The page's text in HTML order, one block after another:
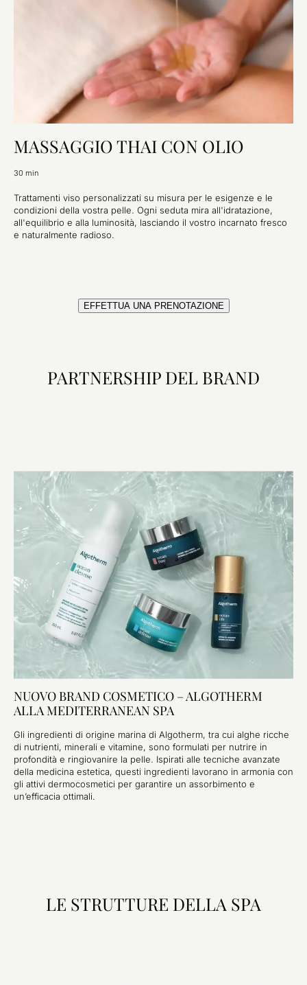
MASSAGGIO THAI CON OLIO
30 min
Trattamenti viso personalizzati su misura per le esigenze e le
condizioni della vostra pelle. Ogni seduta mira all'idratazione,
all'equilibrio e alla luminosità, lasciando il vostro incarnato fresco
e naturalmente radioso.
EFFETTUA UNA PRENOTAZIONE
PARTNERSHIP DEL BRAND
NUOVO BRAND COSMETICO – ALGOTHERM
ALLA MEDITERRANEAN SPA
Gli ingredienti di origine marina di Algotherm, tra cui alghe ricche
di nutrienti, minerali e vitamine, sono formulati per nutrire in
profondità e ringiovanire la pelle. Ispirati alle tecniche avanzate
della medicina estetica, questi ingredienti lavorano in armonia con
gli attivi dermocosmetici per garantire un assorbimento e
un’efficacia ottimali.
LE STRUTTURE DELLA SPA